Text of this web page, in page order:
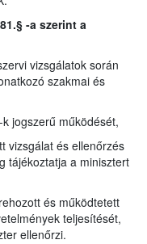
81.§ -a szerint a
vizsgálatok során
szakmai és
jogszerű működését,
vizsgálat és ellenőrzés
tájékoztatja a minisztert
és működtetett
teljesítését,
ellenőrzi.